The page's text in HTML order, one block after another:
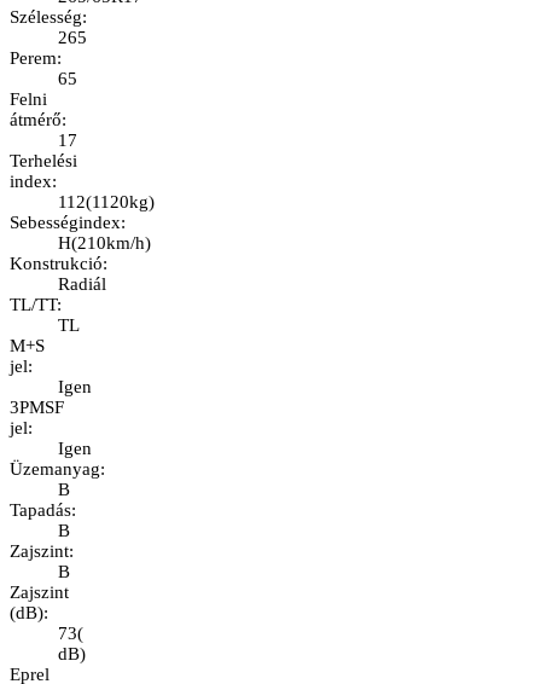
Szélesség:
265
Perem:
65
Felni
átmérő:
17
Terhelési
index:
112(1120kg)
Sebességindex:
H(210km/h)
Konstrukció:
Radiál
TL/TT:
TL
M+S
jel:
Igen
3PMSF
jel:
Igen
Üzemanyag:
B
Tapadás:
B
Zajszint:
B
Zajszint
(dB):
73(
dB)
Eprel